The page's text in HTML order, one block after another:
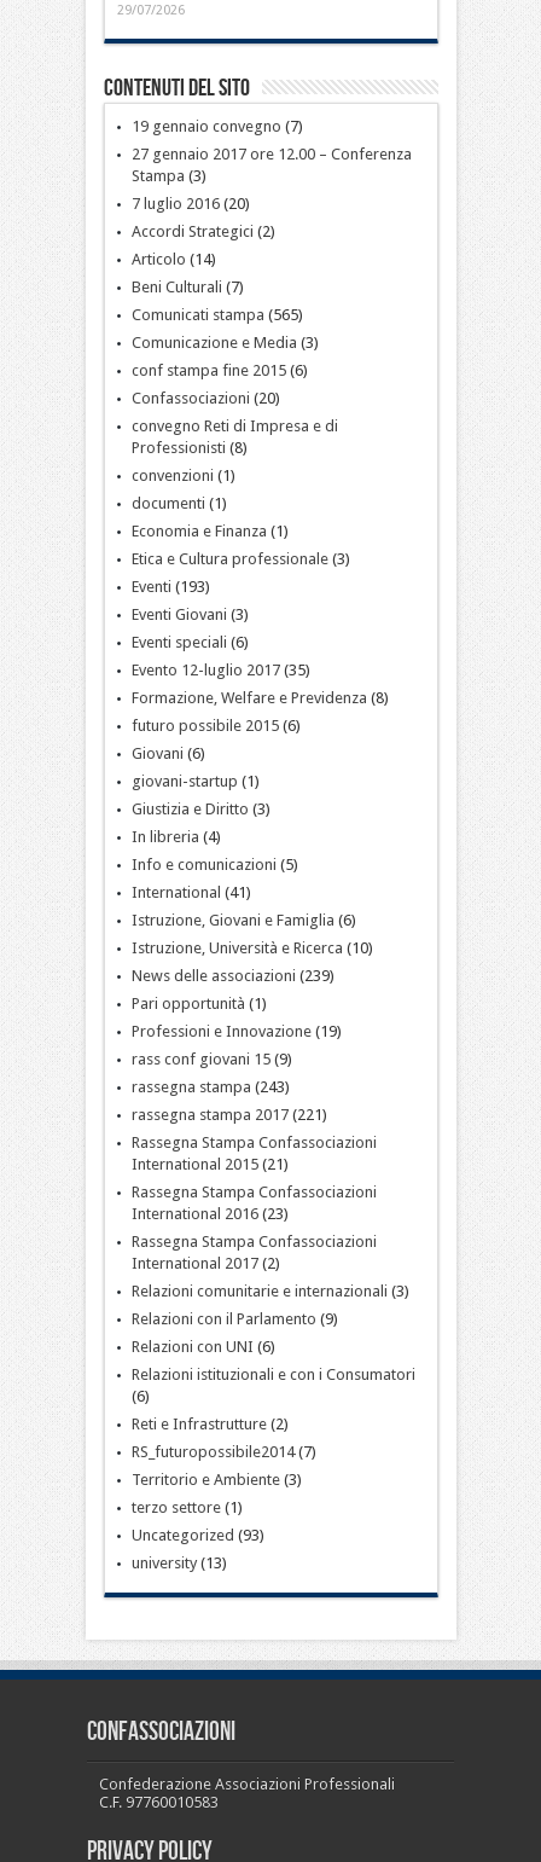
29/07/2026
Contenuti del sito
19 gennaio convegno (7)
27 gennaio 2017 ore 12.00 – Conferenza
Stampa (3)
7 luglio 2016(20)
Accordi Strategici (2)
Articolo (14)
Beni Culturali (7)
Comunicati stampa (565)
Comunicazione e Media (3)
conf stampa fine 2015(6)
Confassociazioni (20)
convegno Reti di Impresa e di
Professionisti (8)
convenzioni (1)
documenti (1)
Economia e Finanza (1)
Etica e Cultura professionale(3)
Eventi (193)
Eventi Giovani (3)
Eventi speciali (6)
Evento 12-luglio 2017(35)
Formazione, Welfare e Previdenza (8)
futuro possibile 2015(6)
Giovani (6)
giovani-startup (1)
Giustizia e Diritto (3)
In libreria (4)
Info e comunicazioni (5)
International (41)
Istruzione, Giovani e Famiglia (6)
Istruzione, Università e Ricerca (10)
News delle associazioni (239)
Pari opportunità (1)
Professioni e Innovazione(19)
rass conf giovani 15(9)
rassegna stampa (243)
rassegna stampa 2017(221)
Rassegna Stampa Confassociazioni
International 2015(21)
Rassegna Stampa Confassociazioni
International 2016(23)
Rassegna Stampa Confassociazioni
International 2017(2)
Relazioni comunitarie e internazionali (3)
Relazioni con il Parlamento (9)
Relazioni con UNI (6)
Relazioni istituzionali e con i Consumatori
(6)
Reti e Infrastrutture(2)
RS_futuropossibile2014(7)
Territorio e Ambiente(3)
terzo settore(1)
Uncategorized (93)
university(13)
CONFASSOCIAZIONI
Confederazione Associazioni Professionali
C.F. 97760010583
PRIVACY POLICY